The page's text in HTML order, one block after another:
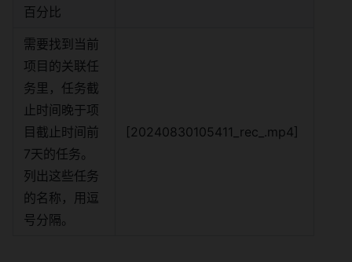
百分比
需要找到当前
项目的关联任
务里，任务截
止时间晚于项
目截止时间前
7天的任务。
列出这些任务
的名称，用逗
号分隔。
[20240830105411_rec_.mp4]